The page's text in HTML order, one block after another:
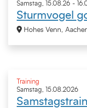
Samstag, 15.08.26 -
Sturmvogel
Hohes Venn,
Training
Samstag, 15.08.2026